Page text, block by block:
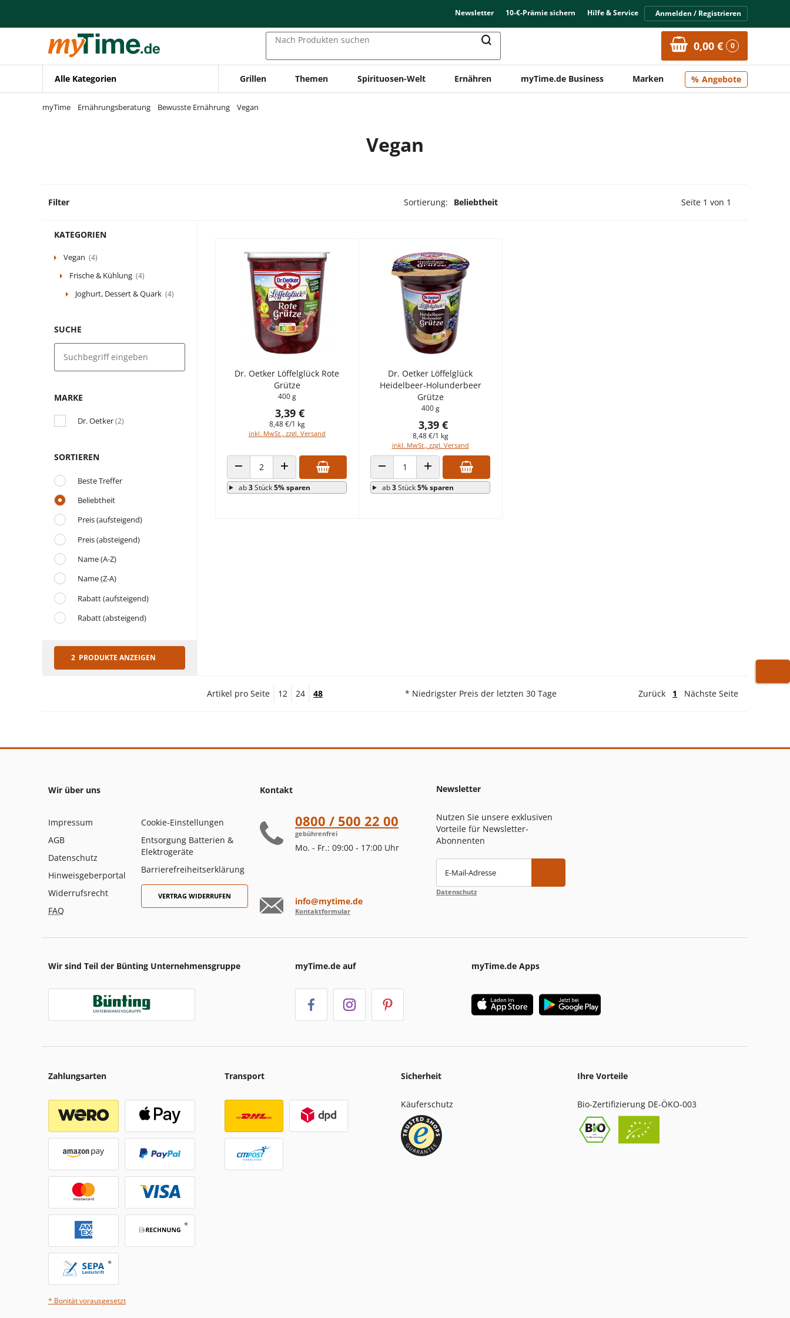
Zur Navigation springen
Zur Suche springen
Newsletter 10-€-Prämie sichern Hilfe & Service Anmelden / Registrieren
Nach Produkten suchen 0,00 € 0
Alle Kategorien Grillen Themen Spirituosen-Welt Ernähren myTime.de Business Marken Angebote
myTime Ernährungsberatung Bewusste Ernährung Vegan
Vegan
Filter Sortierung: Beliebtheit Vorherige Seite
Seite 1 von 1
KATEGORIEN
Vegan (4)
Frische & Kühlung (4)
Joghurt, Dessert & Quark (4)
SUCHE
MARKE
Dr. Oetker(2)
SORTIEREN
Beste Treffer
Beliebtheit
Preis (aufsteigend)
Preis (absteigend)
Name (A-Z)
Name (Z-A)
Rabatt (aufsteigend)
Rabatt (absteigend)
2 PRODUKTE ANZEIGEN
Dr. Oetker Löffelglück Rote
Grütze
400 g
3,39 €
8,48 €/1 kg
inkl. MwSt., zzgl. Versand
ANZAHL VERRINGERNANZAHL ERHÖHEN
ab3Stück5% sparen
Dr. Oetker Löffelglück
Heidelbeer-Holunderbeer
Grütze
400 g
3,39 €
8,48 €/1 kg
inkl. MwSt., zzgl. Versand
ANZAHL VERRINGERNANZAHL ERHÖHEN
ab3Stück5% sparen
Artikel pro Seite 12 24 48 * Niedrigster Preis der letzten 30 Tage Zurück 1 Nächste Seite
Wir über uns
Impressum
AGB
Datenschutz
Hinweisgeberportal
Widerrufsrecht
FAQ
Cookie-Einstellungen
Entsorgung Batterien &
Elektrogeräte
Barrierefreiheitserklärung
VERTRAG WIDERRUFEN
Kontakt
0800 / 500 22 00
gebührenfrei
Mo. - Fr.: 09:00 - 17:00 Uhr
info@mytime.de
Kontaktformular
Newsletter
Nutzen Sie unsere exklusiven
Vorteile für Newsletter-
Abonnenten
E-Mail-Adresse
Datenschutz
Wir sind Teil der Bünting Unternehmensgruppe myTime.de auf myTime.de Apps
Zahlungsarten
* Bonität vorausgesetzt
Transport Sicherheit
Käuferschutz
Ihre Vorteile
Bio-Zertifizierung DE-ÖKO-003